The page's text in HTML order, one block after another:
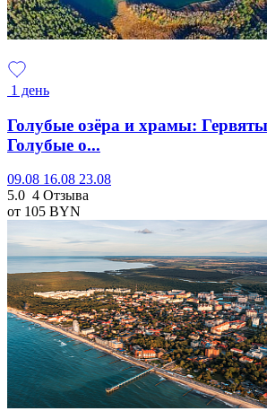
1 день
Голубые озёра и храмы:
Голубые о...
09.08 16.08 23.08
5.0 4 Отзыва
от 105 BYN